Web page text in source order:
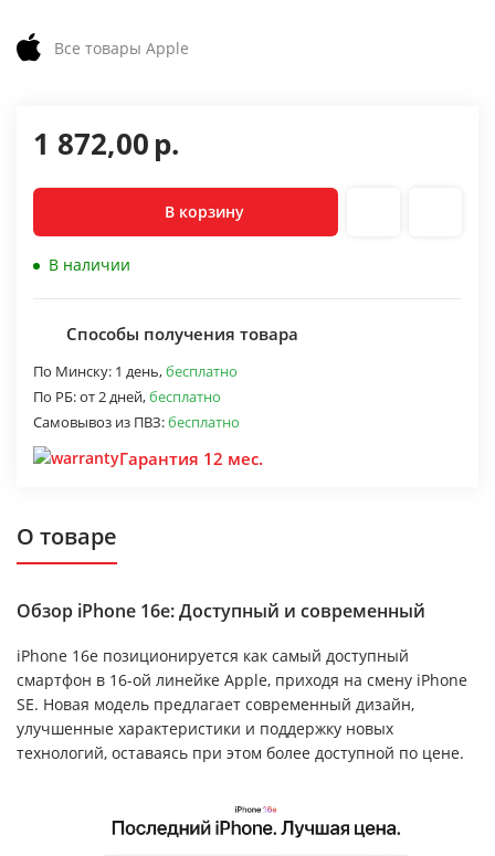
Все товары Apple
1 872,00р.
В корзину
В наличии
Способы получения товара
По Минску: 1 день,бесплатно
По РБ:от 2 дней,бесплатно
Самовывоз из ПВЗ:бесплатно
Гарантия 12 мес.
О товаре
Обзор iPhone 16e: Доступный и современный
iPhone 16e позиционируется как самый доступный
смартфон в 16-ой линейке Apple, приходя на смену iPhone
SE. Новая модель предлагает современный дизайн,
улучшенные характеристики и поддержку новых
технологий, оставаясь при этом более доступной по цене.